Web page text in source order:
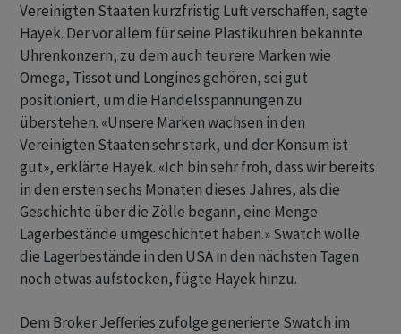
Vereinigten Staaten kurzfristig Luft verschaffen, sagte
Hayek. Der vor allem für seine Plastikuhren bekannte
Uhrenkonzern, zu dem auch teurere Marken wie
Omega, Tissot und Longines gehören, sei gut
positioniert, um die Handelsspannungen zu
überstehen. «Unsere Marken wachsen in den
Vereinigten Staaten sehr stark, und der Konsum ist
gut», erklärte Hayek. «Ich bin sehr froh, dass wir bereits
in den ersten sechs Monaten dieses Jahres, als die
Geschichte über die Zölle begann, eine Menge
Lagerbestände umgeschichtet haben.» Swatch wolle
die Lagerbestände in den USA in den nächsten Tagen
noch etwas aufstocken, fügte Hayek hinzu.
Dem Broker Jefferies zufolge generierte Swatch im